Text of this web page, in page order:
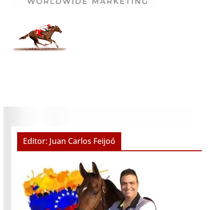
Editor: Juan Carlos Feijoó